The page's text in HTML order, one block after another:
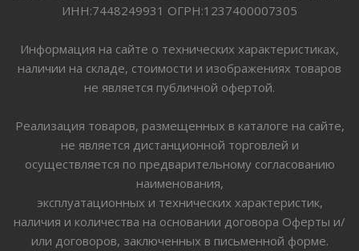
ИНН:7448249931 ОГРН:1237400007305
Информация на сайте о технических характеристиках,
наличии на складе, стоимости и изображениях товаров
не является публичной офертой.
Реализация товаров, размещенных в каталоге на сайте,
не является дистанционной торговлей и
осуществляется по предварительному согласованию
наименования,
эксплуатационных и технических характеристик,
наличия и количества на основании договора Оферты и/
или договоров, заключенных в письменной форме.